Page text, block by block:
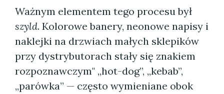
Ważnym elementem tego procesu był
szyld. Kolorowe banery, neonowe napisy i
naklejki na drzwiach małych sklepików
przy dystrybutorach stały się znakiem
rozpoznawczym" „hot-dog”, „kebab”,
„parówka” — często wymieniane obok